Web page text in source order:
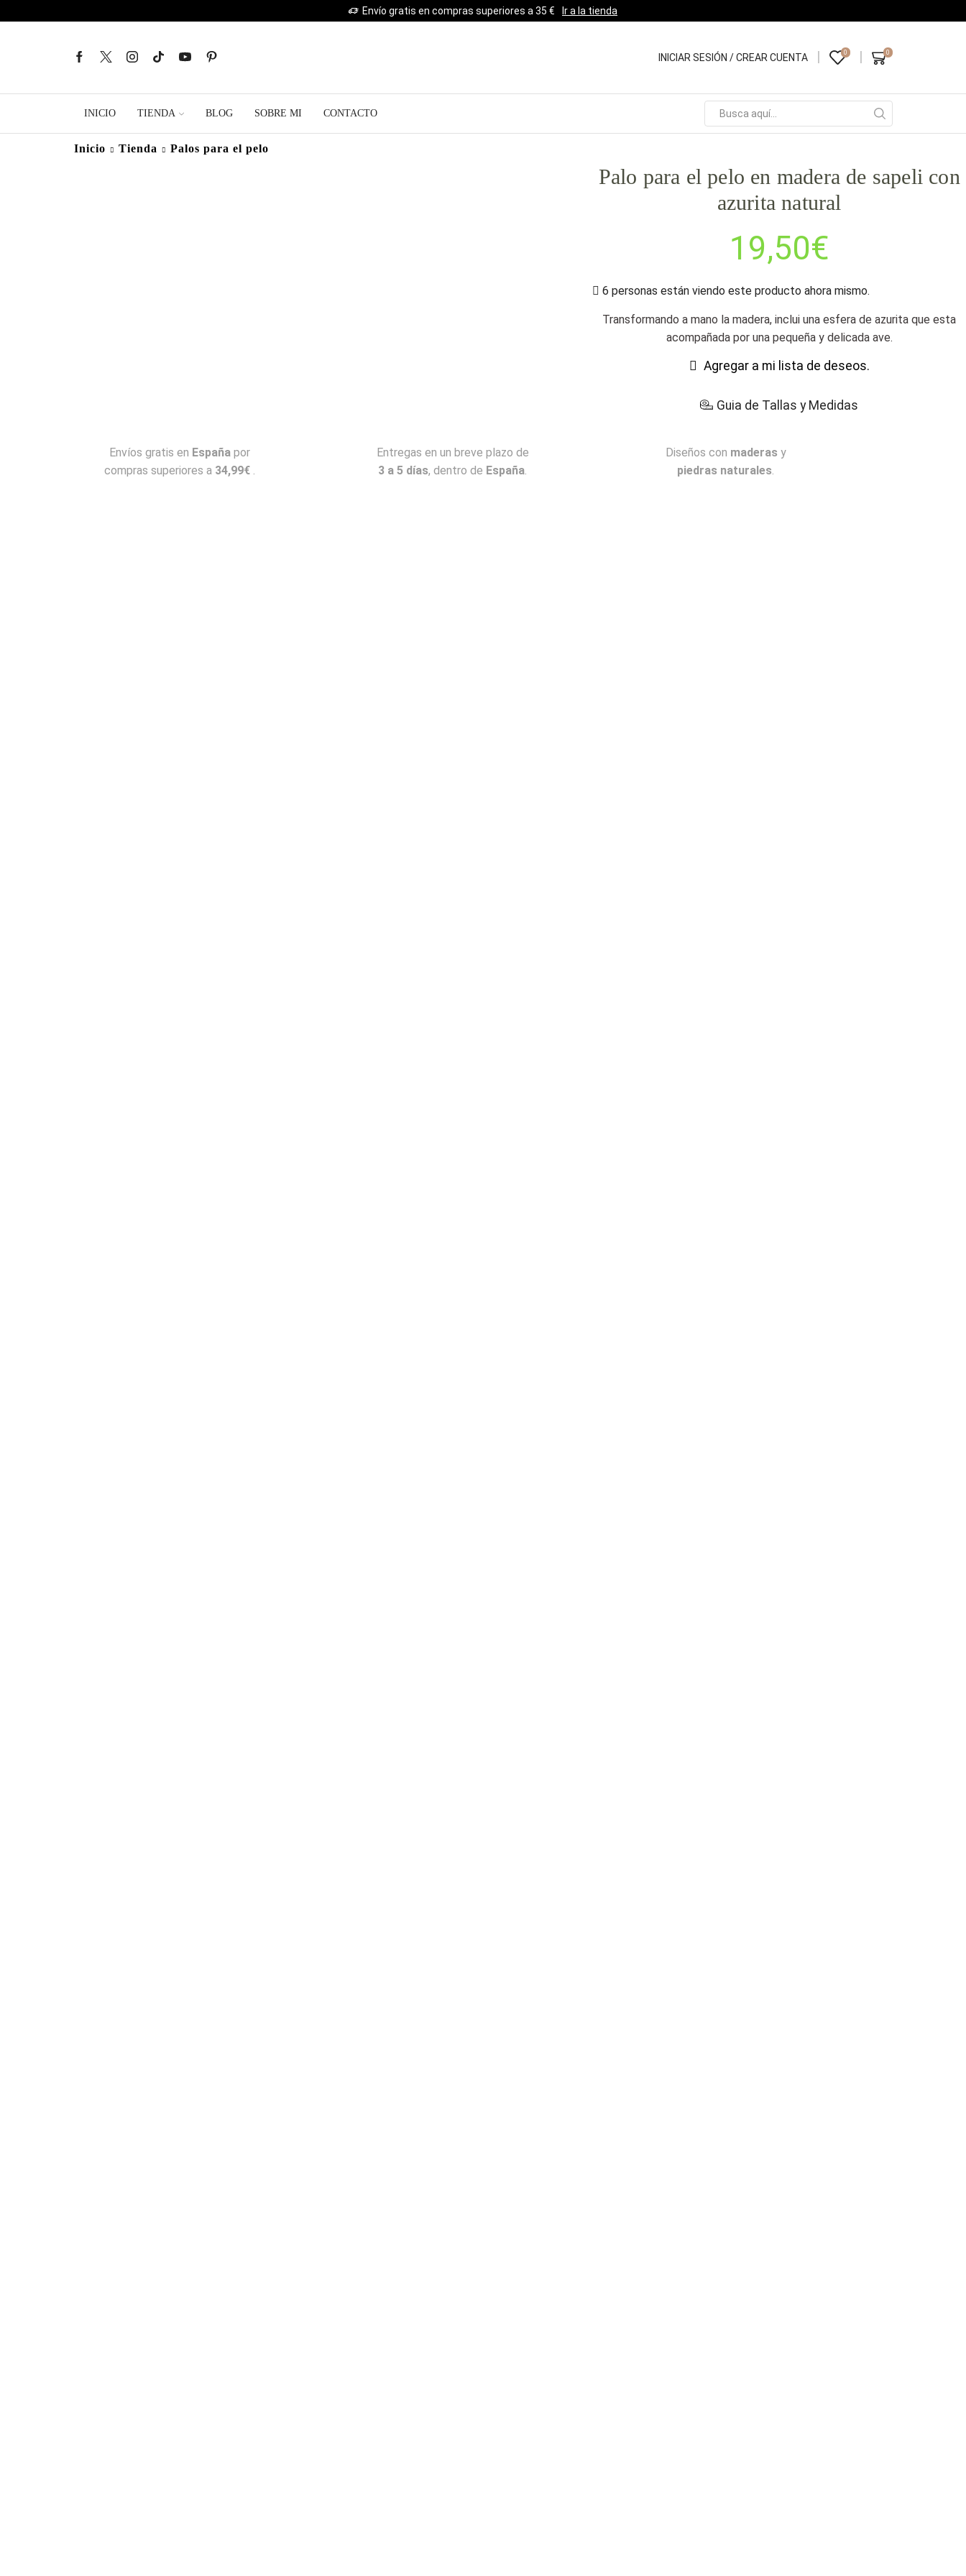
Envío gratis en compras superiores a 35 € Ir a la tienda
INICIAR SESIÓN / CREAR CUENTA 0 0
INICIO TIENDA BLOG SOBRE MI CONTACTO
Inicio Tienda Palos para el pelo
Palo para el pelo en madera de sapeli con
azurita natural
19,50€
6 personas están viendo este producto ahora mismo.
Transformando a mano la madera, inclui una esfera de azurita que esta
acompañada por una pequeña y delicada ave.
Agregar a mi lista de deseos.
Guia de Tallas y Medidas
Envíos gratis en Españapor
compras superiores a 34,99€.
Entregas en un breve plazo de
3 a 5 días, dentro de España.
Diseños con maderas y
piedras naturales.